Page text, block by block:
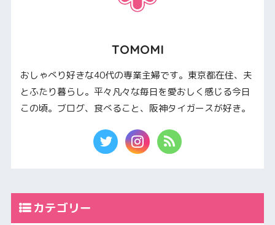
TOMOMI
おしゃべり好きな40代の専業主婦です。東京都在住、夫
とふたり暮らし。平々凡々な毎日を愛おしく感じる今日
この頃。ブログ、食べること、阪神タイガースが好き。
カテゴリー